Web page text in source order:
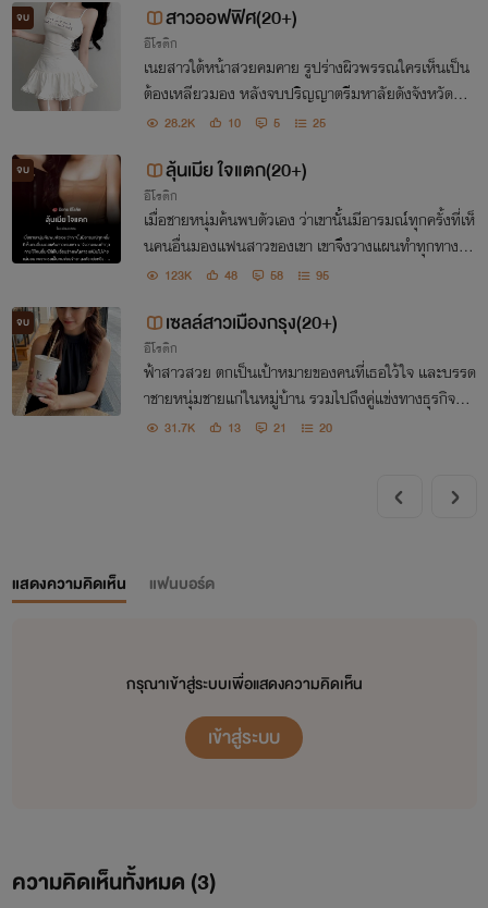
จบ สาวออฟฟิศ(20+)
อีโรติก
เนยสาวใต้หน้าสวยคมคาย รูปร่างผิวพรรณใครเห็นเป็น
ต้องเหลียวมอง หลังจบปริญญาตรีมหาลัยดังจังหวัดบ้า
นเกิด พลอยกำลังเดินทางเข้ากรุงเทพ เพื่อมาหางานทำแ
28.2K 10 5 25
จบ ลุ้นเมีย ใจแตก(20+)
อีโรติก
เมื่อชายหนุ่มค้นพบตัวเอง ว่าเขานั้นมีอารมณ์ทุกครั้งที่เห็
นคนอื่นมองแฟนสาวของเขา เขาจึงวางแผนทำทุกทาง ใ
ห้คนอื่นๆได้เห็นเรื่อนร่างแฟนสาว แต่มันไม่ง่ายแน่นอน
123K 48 58 95
จบ เซลล์สาวเมืองกรุง(20+)
อีโรติก
ฟ้าสาวสวย ตกเป็นเป้าหมายของคนที่เธอใว้ใจ และบรรด
าชายหนุ่มชายแก่ในหมู่บ้าน รวมไปถึงคู่แข่งทางธุรกิจที่จ้
องจะจัดการกับเธอ ทุกคนหวังจะจับเธอทำเมีย ฟ้าจะเอาตั
31.7K 13 21 20
แสดงความคิดเห็น แฟนบอร์ด
กรุณาเข้าสู่ระบบเพื่อแสดงความคิดเห็น
เข้าสู่ระบบ
ความคิดเห็นทั้งหมด (3)